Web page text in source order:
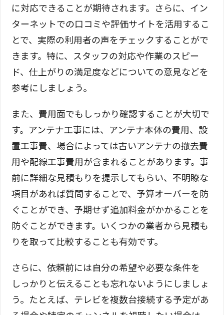
に対応できることが期待されます。さらに、イン
ターネットでの口コミや評価サイトを活用するこ
とで、実際の利用者の声をチェックすることがで
きます。特に、スタッフの対応や作業のスピー
ド、仕上がりの満足度などについての意見などを
参考にしましょう。
また、費用面でもしっかり確認することが大切で
す。アンテナ工事には、アンテナ本体の費用、設
置工事費、場合によっては古いアンテナの撤去費
用や配線工事費用が含まれることがあります。事
前に詳細な見積もりを提示してもらい、不明瞭な
項目があれば質問することで、予算オーバーを防
ぐことができ、予期せず追加料金がかかることを
防ぐことができます。いくつかの業者から見積も
りを取って比較することも有効です。
さらに、依頼前には自分の希望や必要な条件を
しっかりと伝えることも忘れないようにしましょ
う。たとえば、テレビを複数台接続する予定があ